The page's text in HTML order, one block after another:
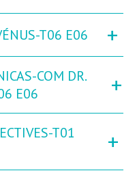
T06 E06 +
COM DR.
E06
+
T01
+